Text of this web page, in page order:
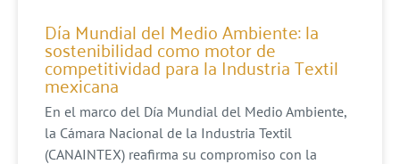
Día Mundial del Medio Ambiente: la
sostenibilidad como motor de
competitividad para la Industria Textil
mexicana
En el marco del Día Mundial del Medio Ambiente,
la Cámara Nacional de la Industria Textil
(CANAINTEX) reafirma su compromiso con la